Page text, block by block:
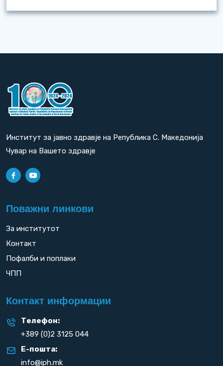
Институт за јавно здравје на Република С. Македонија
Чувар на Вашето здравје
Поважни линкови
За институтот
Контакт
Пофалби и поплаки
ЧПП
Контакт информации
Телефон:
+389 (0)2 3125 044
Е-пошта:
info@iph.mk